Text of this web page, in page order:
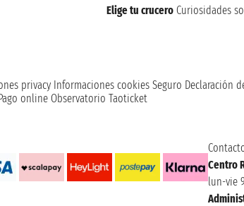
Elige tu crucero Curiosidades
privacy Informaciones cookies Seguro Declaración
online Observatorio Taoticket
Centro
lun-vie